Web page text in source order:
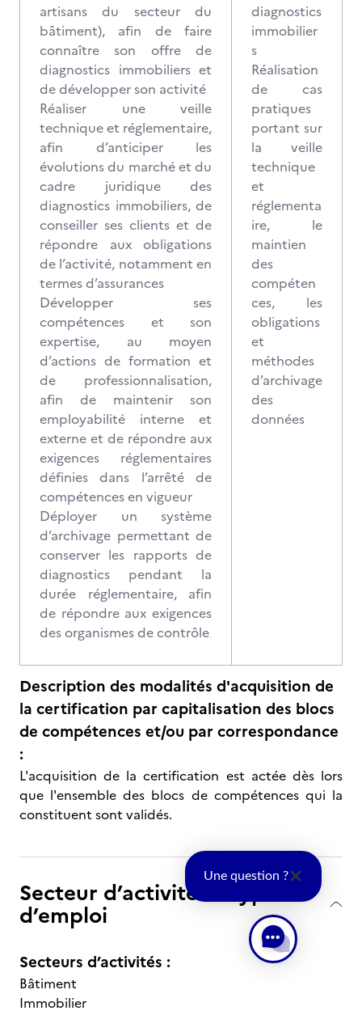
artisans du secteur du
bâtiment), afin de faire
connaître son offre de
diagnostics immobiliers et
de développer son activité
Réaliser une veille
technique et réglementaire,
afin d’anticiper les
évolutions du marché et du
cadre juridique des
diagnostics immobiliers, de
conseiller ses clients et de
répondre aux obligations
de l’activité, notamment en
termes d’assurances
Développer ses
compétences et son
expertise, au moyen
d’actions de formation et
de professionnalisation,
afin de maintenir son
employabilité interne et
externe et de répondre aux
exigences réglementaires
définies dans l’arrêté de
compétences en vigueur
Déployer un système
d’archivage permettant de
conserver les rapports de
diagnostics pendant la
durée réglementaire, afin
de répondre aux exigences
des organismes de contrôle
diagnostics
immobilier
s
Réalisation
de cas
pratiques
portant sur
la veille
technique
et
réglementa
ire, le
maintien
des
compéten
ces, les
obligations
et
méthodes
d’archivage
des
données
Description des modalités d'acquisition de
la certification par capitalisation des blocs
de compétences et/ou par correspondance
:
L'acquisition de la certification est actée dès lors
que l'ensemble des blocs de compétences qui la
constituent sont validés.
Secteur d’activité et type
d’emploi
Secteurs d’activités :
Bâtiment
Immobilier
Une question ?